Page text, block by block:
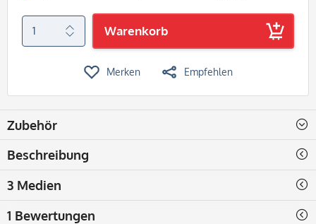
Warenkorb
Merken Empfehlen
Zubehör
Beschreibung
3 Medien
1 Bewertungen